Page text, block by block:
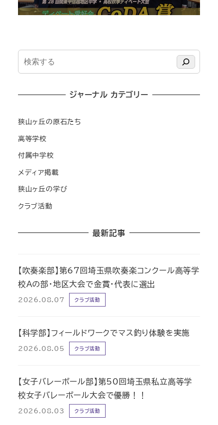
ジャーナル カテゴリー
狭山ヶ丘の原石たち
高等学校
付属中学校
メディア掲載
狭山ヶ丘の学び
クラブ活動
最新記事
【吹奏楽部】第67回埼玉県吹奏楽コンクール高等学
校Aの部・地区大会で金賞・代表に選出
2026.08.07 クラブ活動
【科学部】フィールドワークでマス釣り体験を実施
2026.08.05 クラブ活動
【女子バレーボール部】第50回埼玉県私立高等学
校女子バレーボール大会で優勝！！
2026.08.03 クラブ活動